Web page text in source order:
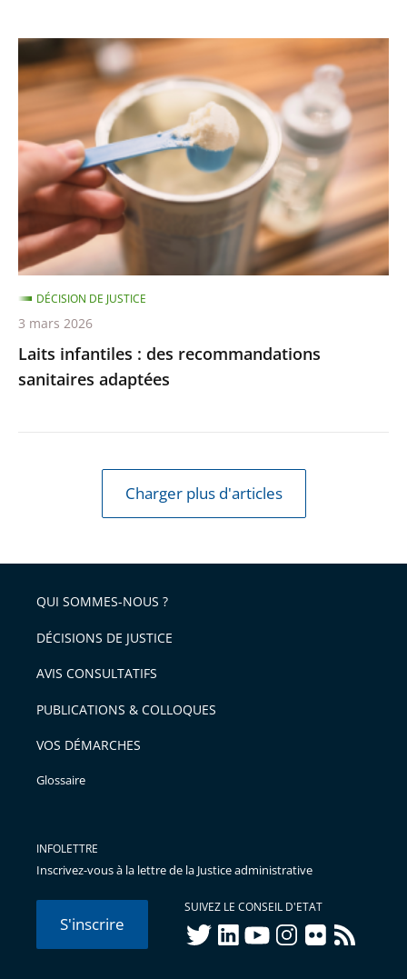
débat
public
Laits
infantiles
:
recommandations
sanitaires
adaptées
Laits infantiles : des recommandations
sanitaires adaptées
DÉCISION DE JUSTICE
3 mars 2026
Charger plus d'articles
QUI SOMMES-NOUS ?
DÉCISIONS DE JUSTICE
AVIS CONSULTATIFS
PUBLICATIONS & COLLOQUES
VOS DÉMARCHES
Glossaire
INFOLETTRE
Inscrivez-vous à la lettre de la Justice administrative
S'inscrire
SUIVEZ LE CONSEIL D'ETAT
twitterlinkedInyoutubeinstagram
flickr rss